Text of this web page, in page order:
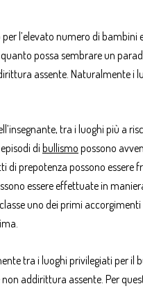
l’elevato numero di
possa sembrare un
assente. Naturalmente
tra i luoghi più a
di bullismo possono
prepotenza possono essere
essere effettuate in
uno dei primi
tra i luoghi privilegiati per il
addirittura assente. Per